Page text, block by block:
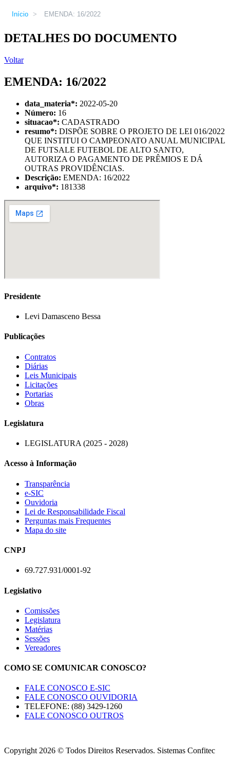
Início > EMENDA: 16/2022
DETALHES DO DOCUMENTO
Voltar
EMENDA: 16/2022
data_materia*: 2022-05-20
Número: 16
situacao*: CADASTRADO
resumo*: DISPÕE SOBRE O PROJETO DE LEI 016/2022
QUE INSTITUI O CAMPEONATO ANUAL MUNICIPAL
DE FUTSALE FUTEBOL DE ALTO SANTO,
AUTORIZA O PAGAMENTO DE PRÊMIOS E DÁ
OUTRAS PROVIDÊNCIAS.
Descrição: EMENDA: 16/2022
arquivo*: 181338
Presidente
Levi Damasceno Bessa
Publicações
Contratos
Diárias
Leis Municipais
Licitações
Portarias
Obras
Legislatura
LEGISLATURA (2025 - 2028)
Acesso à Informação
Transparência
e-SIC
Ouvidoria
Lei de Responsabilidade Fiscal
Perguntas mais Frequentes
Mapa do site
CNPJ
69.727.931/0001-92
Legislativo
Comissões
Legislatura
Matérias
Sessões
Vereadores
COMO SE COMUNICAR CONOSCO?
FALE CONOSCO E-SIC
FALE CONOSCO OUVIDORIA
TELEFONE: (88) 3429-1260
FALE CONOSCO OUTROS
Copyright 2026 © Todos Direitos Reservados. Sistemas Confitec